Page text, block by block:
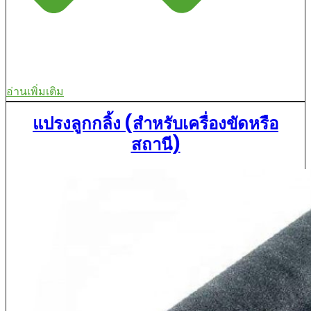
อ่านเพิ่มเติม
แปรงลูกกลิ้ง (สำหรับเครื่องขัดหรือ
สถานี)